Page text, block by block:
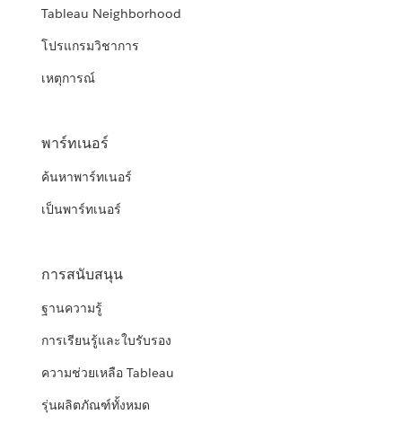
Tableau Neighborhood
โปรแกรมวิชาการ
เหตุการณ์
พาร์ทเนอร์
ค้นหาพาร์ทเนอร์
เป็นพาร์ทเนอร์
การสนับสนุน
ฐานความรู้
การเรียนรู้และใบรับรอง
ความช่วยเหลือ Tableau
รุ่นผลิตภัณฑ์ทั้งหมด